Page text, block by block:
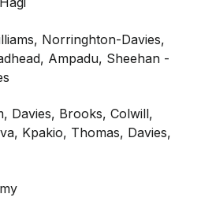
Norringhton-Davies,
Ampadu, Sheehan -
Davies, Brooks, Colwill,
Kpakio, Thomas, Davies,